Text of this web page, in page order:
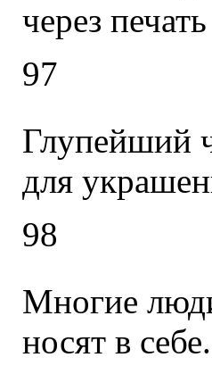
через
97
Глупейший
для
98
Многие
носят в себе.